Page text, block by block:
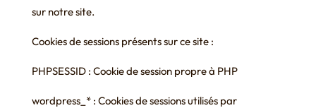
sur notre site.
Cookies de sessions présents sur ce site :
PHPSESSID : Cookie de session propre à PHP
wordpress_* : Cookies de sessions utilisés par